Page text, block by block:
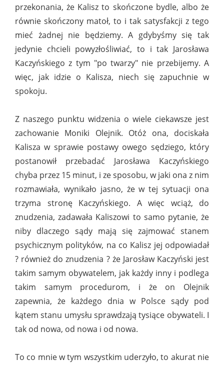
przekonania, że Kalisz to skończone bydle, albo że
równie skończony matoł, to i tak satysfakcji z tego
mieć żadnej nie będziemy. A gdybyśmy się tak
jedynie chcieli powyzłośliwiać, to i tak Jarosława
Kaczyńskiego z tym "po twarzy" nie przebijemy. A
więc, jak idzie o Kalisza, niech się zapuchnie w
spokoju.
Z naszego punktu widzenia o wiele ciekawsze jest
zachowanie Moniki Olejnik. Otóż ona, dociskała
Kalisza w sprawie postawy owego sędziego, który
postanowił przebadać Jarosława Kaczyńskiego
chyba przez 15 minut, i ze sposobu, w jaki ona z nim
rozmawiała, wynikało jasno, że w tej sytuacji ona
trzyma stronę Kaczyńskiego. A więc wciąż, do
znudzenia, zadawała Kaliszowi to samo pytanie, że
niby dlaczego sądy mają się zajmować stanem
psychicznym polityków, na co Kalisz jej odpowiadał
? również do znudzenia ? że Jarosław Kaczyński jest
takim samym obywatelem, jak każdy inny i podlega
takim samym procedurom, i że on Olejnik
zapewnia, że każdego dnia w Polsce sądy pod
kątem stanu umysłu sprawdzają tysiące obywateli. I
tak od nowa, od nowa i od nowa.
To co mnie w tym wszystkim uderzyło, to akurat nie